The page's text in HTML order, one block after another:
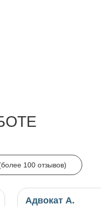
100 отзывов)
Адвокат А.